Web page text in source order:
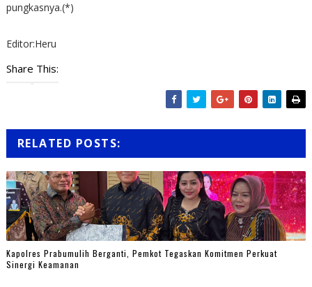
pungkasnya.(*)
Editor:Heru
Share This:
RELATED POSTS:
Kapolres Prabumulih Berganti, Pemkot Tegaskan Komitmen Perkuat
Sinergi Keamanan